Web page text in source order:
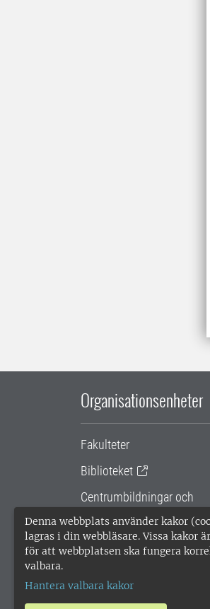
Denna webbplats använder kakor
lagras i din webbläsare. Vissa kakor
för att webbplatsen ska fungera
valbara.
Hantera valbara kakor
Organisationsenheter
Fakulteter
Biblioteket
Centrumbildningar och
samarbetsprojekt
Gemensamma